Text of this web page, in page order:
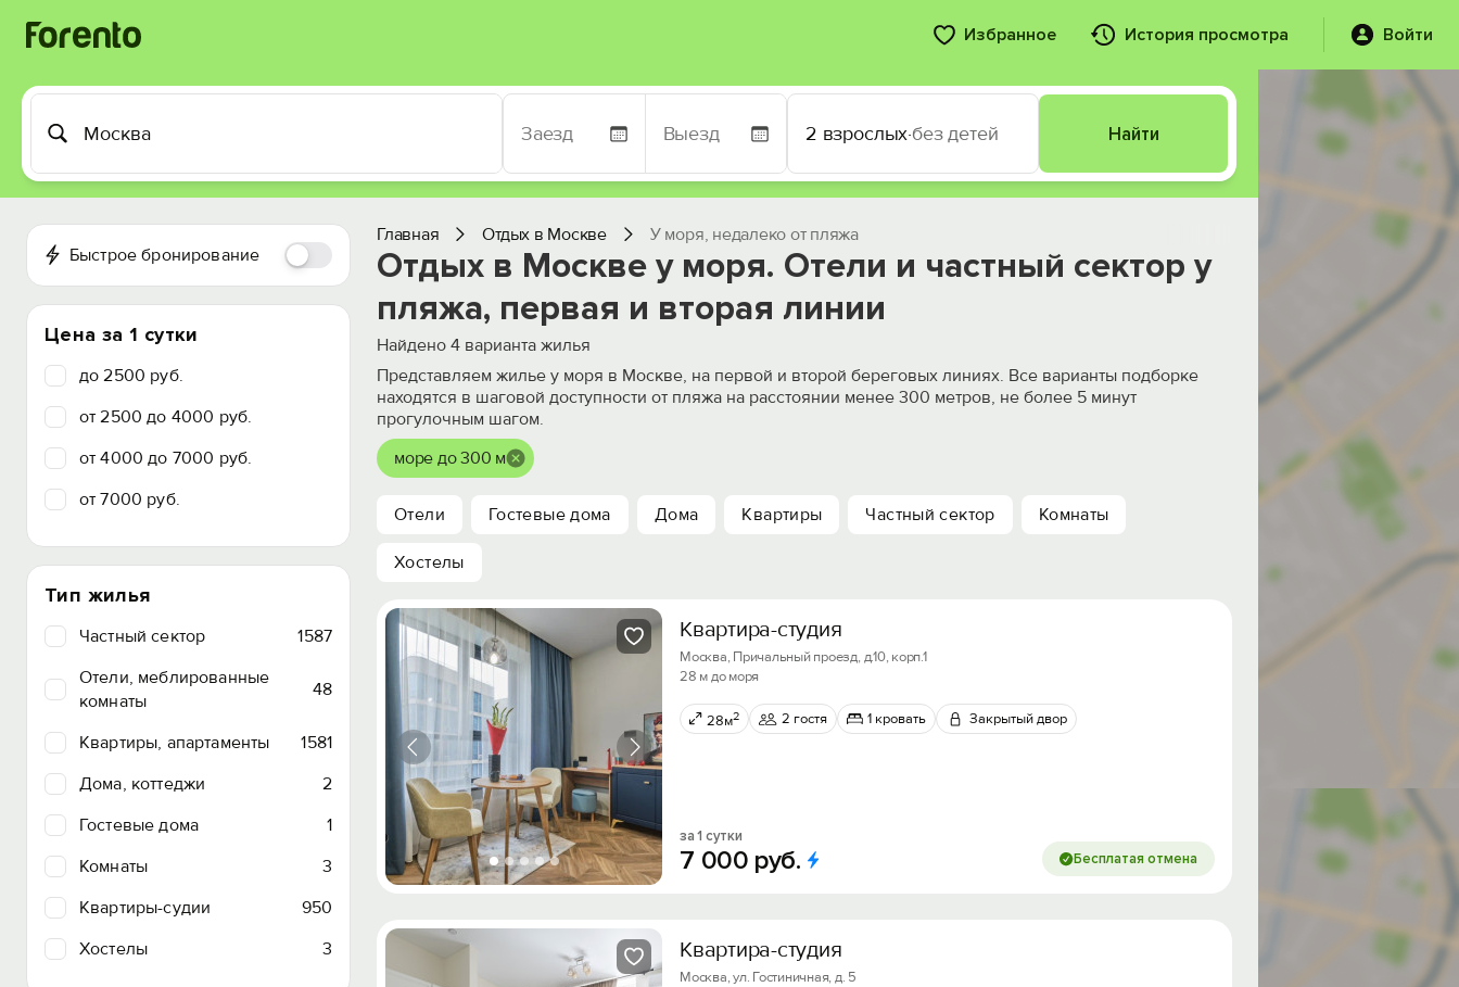
Избранное История просмотра Войти
2 взрослых·без детей Найти
Быстрое бронирование
Цена за 1 сутки
до 2500 руб.
от 2500 до 4000 руб.
от 4000 до 7000 руб.
от 7000 руб.
Тип жилья
Частный сектор
1587
Отели, меблированные
комнаты
48
Квартиры, апартаменты
1581
Дома, коттеджи
2
Гостевые дома
1
Комнаты
3
Квартиры-судии
950
Хостелы
3
Главная Отдых в Москве У моря, недалеко от пляжа
Отдых в Москве у моря. Отели и частный сектор у
пляжа, первая и вторая линии
Найдено 4 варианта жилья
Представляем жилье у моря в Москве, на первой и второй береговых линиях. Все варианты подборке
находятся в шаговой доступности от пляжа на расстоянии менее 300 метров, не более 5 минут
прогулочным шагом.
море до 300 м
Отели Гостевые дома Дома Квартиры Частный сектор Комнаты
Хостелы
Квартира-студия
Москва, Причальный проезд, д.10, корп.1
28 м до моря
28м2 2 гостя 1 кровать Закрытый двор
за 1 сутки
7 000 руб. Бесплатая отмена
Квартира-студия
Москва, ул. Гостиничная, д. 5